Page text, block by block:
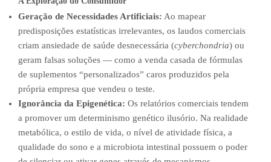
Geração de Necessidades Artificiais: Ao mapear
predisposições estatísticas irrelevantes, os laudos comerciais
criam ansiedade de saúde desnecessária (cyberchondria) ou
geram falsas soluções — como a venda casada de fórmulas
de suplementos “personalizados” caros produzidos pela
própria empresa que vendeu o teste.
Ignorância da Epigenética: Os relatórios comerciais tendem
a promover um determinismo genético ilusório. Na realidade
metabólica, o estilo de vida, o nível de atividade física, a
qualidade do sono e a microbiota intestinal possuem o poder